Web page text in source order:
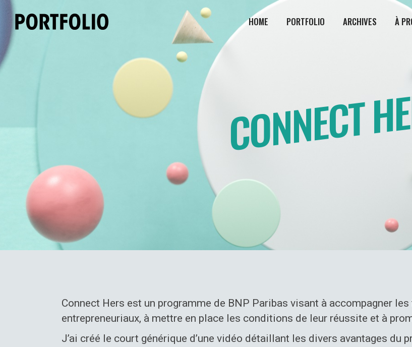
HOME PORTFOLIO ARCHIVES À
CONNECT
Connect Hers est un programme de BNP Paribas visant à accompagner
entrepreneuriaux, à mettre en place les conditions de leur réussite et à
J’ai créé le court générique d’une vidéo détaillant les divers avantages du